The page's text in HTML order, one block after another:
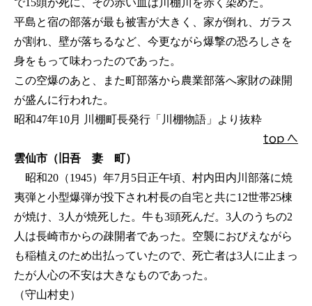
で15頭が死に、その赤い血は川棚川を赤く染めた。
平島と宿の部落が最も被害が大きく、家が倒れ、ガラス
が割れ、壁が落ちるなど、今更ながら爆撃の恐ろしさを
身をもって味わったのであった。
この空爆のあと、また町部落から農業部落へ家財の疎開
が盛んに行われた。
昭和47年10月 川棚町長発行「川棚物語」より抜粋
ｔｏｐ へ
雲仙市（旧吾 妻 町）
昭和20（1945）年7月5日正午頃、村内田内川部落に焼
夷弾と小型爆弾が投下され村長の自宅と共に12世帯25棟
が焼け、3人が焼死した。牛も3頭死んだ。3人のうちの2
人は長崎市からの疎開者であった。空襲におびえながら
も稲植えのため出払っていたので、死亡者は3人に止まっ
たが人心の不安は大きなものであった。
（守山村史）